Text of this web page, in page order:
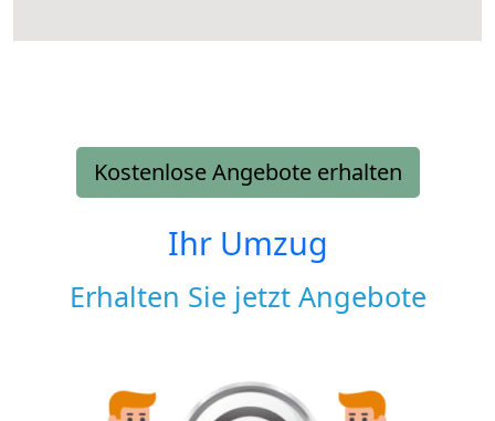
Kostenlose Angebote erhalten
Ihr Umzug
Erhalten Sie jetzt Angebote